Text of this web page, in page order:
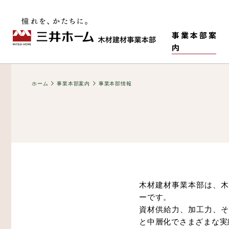
事業本部案
内
事業本部情報
構造材
老健・児童施設
M-HR工法（木造で
ティ）
ホーム 事業本部案内 事業本部情報
木材建材事業本部は、
ーです。
資材供給力、加工力、
と中層化でさまざまな